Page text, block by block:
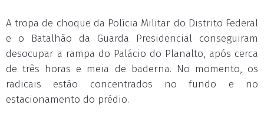
A tropa de choque da Polícia Militar do Distrito Federal
e o Batalhão da Guarda Presidencial conseguiram
desocupar a rampa do Palácio do Planalto, após cerca
de três horas e meia de baderna. No momento, os
radicais estão concentrados no fundo e no
estacionamento do prédio.